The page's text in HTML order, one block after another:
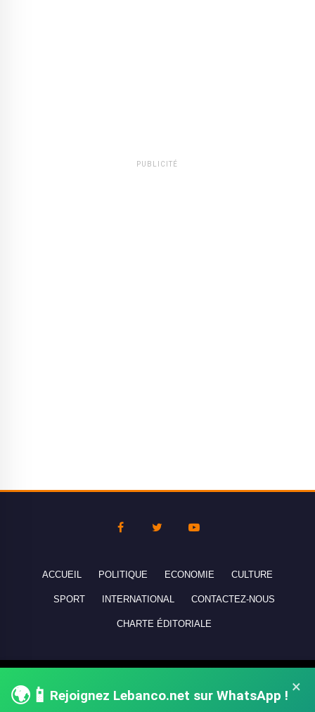
PUBLICITÉ
×
🌍📱 Rejoignez Lebanco.net sur WhatsApp !
ACCUEIL POLITIQUE ECONOMIE CULTURE
SPORT INTERNATIONAL CONTACTEZ-NOUS
CHARTE ÉDITORIALE
réservés - All rights reserved.